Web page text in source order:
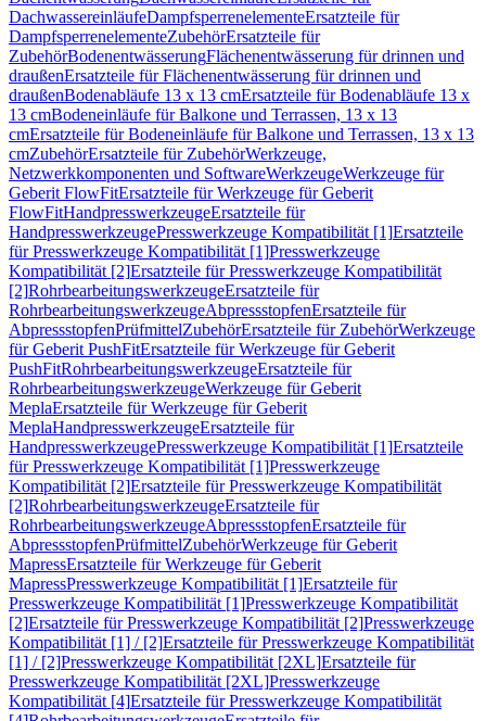
DachwassereinläufeDampfsperrenelementeErsatzteile für
DampfsperrenelementeZubehörErsatzteile für
ZubehörBodenentwässerungFlächenentwässerung für drinnen und
draußenErsatzteile für Flächenentwässerung für drinnen und
draußenBodenabläufe 13 x 13 cmErsatzteile für Bodenabläufe 13 x
13 cmBodeneinläufe für Balkone und Terrassen, 13 x 13
cmErsatzteile für Bodeneinläufe für Balkone und Terrassen, 13 x 13
cmZubehörErsatzteile für ZubehörWerkzeuge,
Netzwerkkomponenten und SoftwareWerkzeugeWerkzeuge für
Geberit FlowFitErsatzteile für Werkzeuge für Geberit
FlowFitHandpresswerkzeugeErsatzteile für
HandpresswerkzeugePresswerkzeuge Kompatibilität [1]Ersatzteile
für Presswerkzeuge Kompatibilität [1]Presswerkzeuge
Kompatibilität [2]Ersatzteile für Presswerkzeuge Kompatibilität
[2]RohrbearbeitungswerkzeugeErsatzteile für
RohrbearbeitungswerkzeugeAbpressstopfenErsatzteile für
AbpressstopfenPrüfmittelZubehörErsatzteile für ZubehörWerkzeuge
für Geberit PushFitErsatzteile für Werkzeuge für Geberit
PushFitRohrbearbeitungswerkzeugeErsatzteile für
RohrbearbeitungswerkzeugeWerkzeuge für Geberit
MeplaErsatzteile für Werkzeuge für Geberit
MeplaHandpresswerkzeugeErsatzteile für
HandpresswerkzeugePresswerkzeuge Kompatibilität [1]Ersatzteile
für Presswerkzeuge Kompatibilität [1]Presswerkzeuge
Kompatibilität [2]Ersatzteile für Presswerkzeuge Kompatibilität
[2]RohrbearbeitungswerkzeugeErsatzteile für
RohrbearbeitungswerkzeugeAbpressstopfenErsatzteile für
AbpressstopfenPrüfmittelZubehörWerkzeuge für Geberit
MapressErsatzteile für Werkzeuge für Geberit
MapressPresswerkzeuge Kompatibilität [1]Ersatzteile für
Presswerkzeuge Kompatibilität [1]Presswerkzeuge Kompatibilität
[2]Ersatzteile für Presswerkzeuge Kompatibilität [2]Presswerkzeuge
Kompatibilität [1] / [2]Ersatzteile für Presswerkzeuge Kompatibilität
[1] / [2]Presswerkzeuge Kompatibilität [2XL]Ersatzteile für
Presswerkzeuge Kompatibilität [2XL]Presswerkzeuge
Kompatibilität [4]Ersatzteile für Presswerkzeuge Kompatibilität